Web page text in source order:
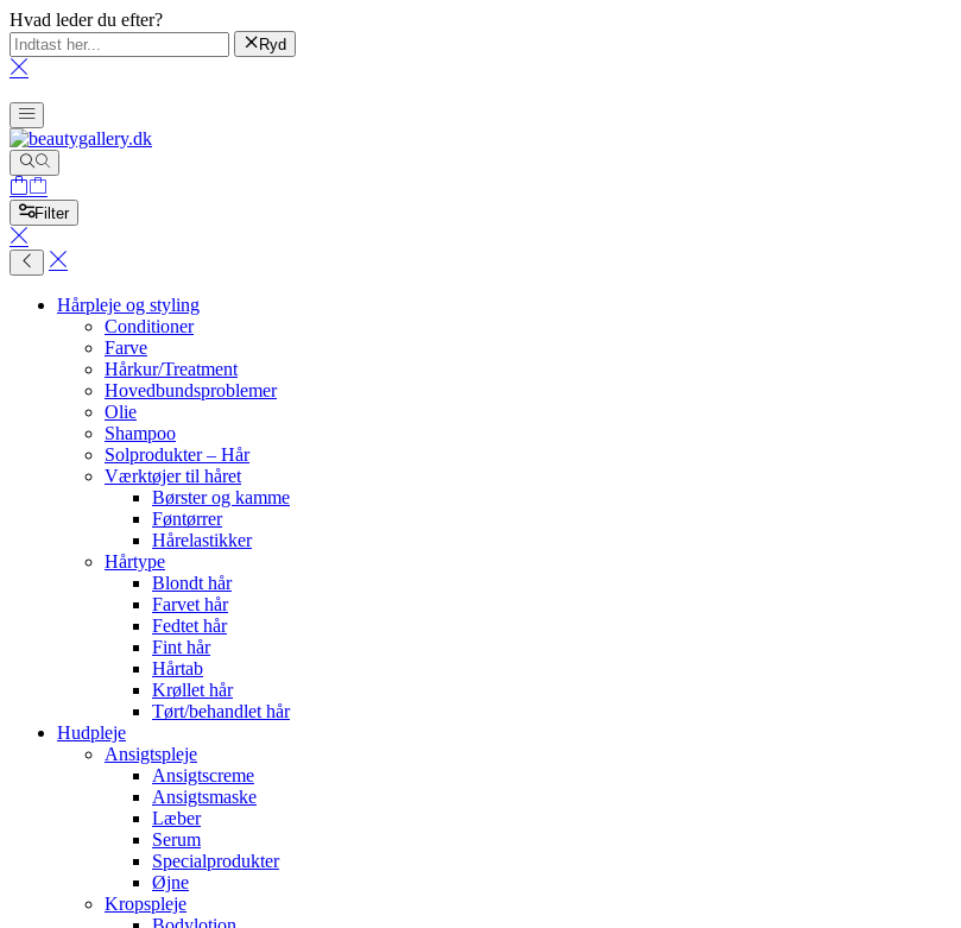
Hvad leder du efter?
Ryd
Filter
Hårpleje og styling
Conditioner
Farve
Hårkur/Treatment
Hovedbundsproblemer
Olie
Shampoo
Solprodukter – Hår
Værktøjer til håret
Børster og kamme
Føntørrer
Hårelastikker
Hårtype
Blondt hår
Farvet hår
Fedtet hår
Fint hår
Hårtab
Krøllet hår
Tørt/behandlet hår
Hudpleje
Ansigtspleje
Ansigtscreme
Ansigtsmaske
Læber
Serum
Specialprodukter
Øjne
Kropspleje